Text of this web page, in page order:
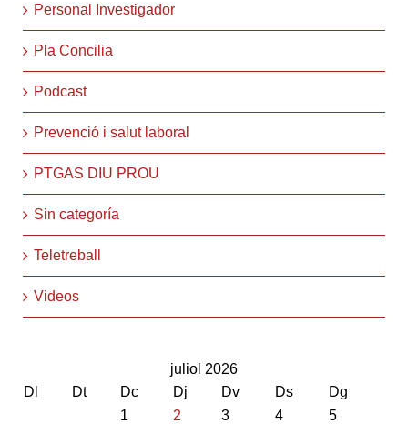
Personal Investigador
Pla Concilia
Podcast
Prevenció i salut laboral
PTGAS DIU PROU
Sin categoría
Teletreball
Videos
juliol 2026
Dl
Dt Dc Dj Dv Ds
Dg
1
2 3 4
5